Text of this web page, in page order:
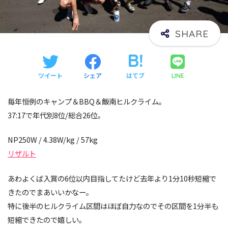
ツイート シェア はてブ LINE
毎年恒例のキャンプ＆BBQ＆飯南ヒルクライム。
37:17で年代別8位/総合26位。
NP250W / 4.38W/kg / 57kg
リザルト
あわよくば入賞の6位以内目指してたけど去年より1分10秒短縮で
きたのでまあいいかなー。
特に後半のヒルクライム区間はほぼ自力なのでその区間を1分半も
短縮できたので嬉しい。